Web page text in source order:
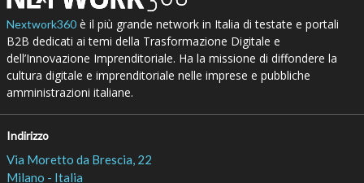
Nextwork360è il più grande network in Italia di testate e portali
B2B dedicati ai temi della Trasformazione Digitale e
dell’Innovazione Imprenditoriale. Ha la missione di diffondere la
cultura digitale e imprenditoriale nelle imprese e pubbliche
amministrazioni italiane.
Indirizzo
Via Moretto da Brescia, 22
Milano - Italia